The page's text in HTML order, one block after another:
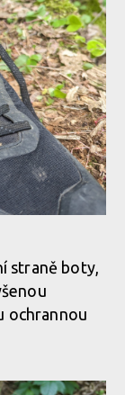
straně boty,
ochrannou